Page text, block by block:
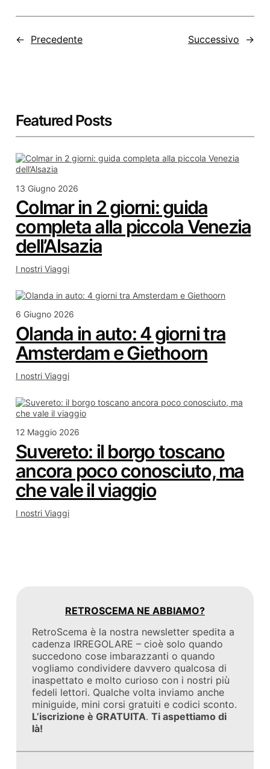
← Precedente Successivo →
Featured Posts
13 Giugno 2026
Colmar in 2 giorni: guida
completa alla piccola Venezia
dell’Alsazia
I nostri Viaggi
6 Giugno 2026
Olanda in auto: 4 giorni tra
Amsterdam e Giethoorn
I nostri Viaggi
12 Maggio 2026
Suvereto: il borgo toscano
ancora poco conosciuto, ma
che vale il viaggio
I nostri Viaggi
RETROSCEMA NE ABBIAMO?
RetroScema è la nostra newsletter spedita a
cadenza IRREGOLARE – cioè solo quando
succedono cose imbarazzanti o quando
vogliamo condividere davvero qualcosa di
inaspettato e molto curioso con i nostri più
fedeli lettori. Qualche volta inviamo anche
miniguide, mini corsi gratuiti e codici sconto.
L’iscrizione è GRATUITA.Ti aspettiamo di
là!